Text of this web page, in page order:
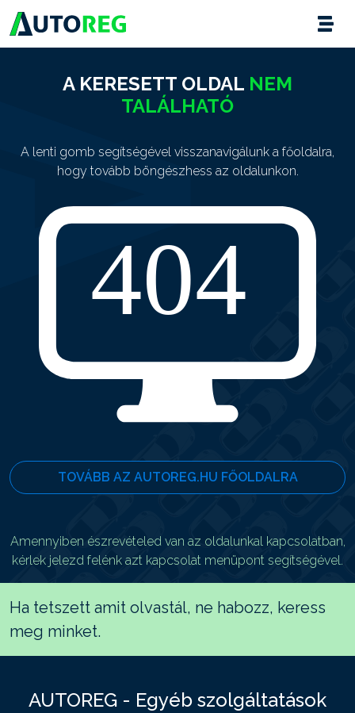
A KERESETT OLDAL NEM
TALÁLHATÓ
A lenti gomb segítségével visszanavigálunk a főoldalra,
hogy tovább böngészhess az oldalunkon.
TOVÁBB AZ AUTOREG.HU FŐOLDALRA
Amennyiben észrevételed van az oldalunkal kapcsolatban,
kérlek jelezd felénk azt kapcsolat menüpont segítségével.
Ha tetszett amit olvastál, ne habozz, keress
meg minket.
AUTOREG - Egyéb szolgáltatások